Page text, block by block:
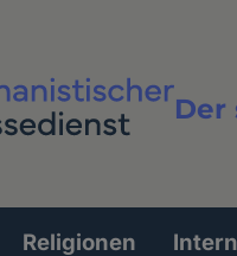
Der
Religionen